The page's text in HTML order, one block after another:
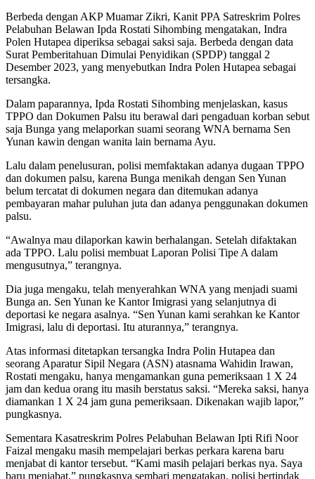
Berbeda dengan AKP Muamar Zikri, Kanit PPA Satreskrim Polres
Pelabuhan Belawan Ipda Rostati Sihombing mengatakan, Indra
Polen Hutapea diperiksa sebagai saksi saja. Berbeda dengan data
Surat Pemberitahuan Dimulai Penyidikan (SPDP) tanggal 2
Desember 2023, yang menyebutkan Indra Polen Hutapea sebagai
tersangka.
Dalam paparannya, Ipda Rostati Sihombing menjelaskan, kasus
TPPO dan Dokumen Palsu itu berawal dari pengaduan korban sebut
saja Bunga yang melaporkan suami seorang WNA bernama Sen
Yunan kawin dengan wanita lain bernama Ayu.
Lalu dalam penelusuran, polisi memfaktakan adanya dugaan TPPO
dan dokumen palsu, karena Bunga menikah dengan Sen Yunan
belum tercatat di dokumen negara dan ditemukan adanya
pembayaran mahar puluhan juta dan adanya penggunakan dokumen
palsu.
“Awalnya mau dilaporkan kawin berhalangan. Setelah difaktakan
ada TPPO. Lalu polisi membuat Laporan Polisi Tipe A dalam
mengusutnya,” terangnya.
Dia juga mengaku, telah menyerahkan WNA yang menjadi suami
Bunga an. Sen Yunan ke Kantor Imigrasi yang selanjutnya di
deportasi ke negara asalnya. “Sen Yunan kami serahkan ke Kantor
Imigrasi, lalu di deportasi. Itu aturannya,” terangnya.
Atas informasi ditetapkan tersangka Indra Polin Hutapea dan
seorang Aparatur Sipil Negara (ASN) atasnama Wahidin Irawan,
Rostati mengaku, hanya mengamankan guna pemeriksaan 1 X 24
jam dan kedua orang itu masih berstatus saksi. “Mereka saksi, hanya
diamankan 1 X 24 jam guna pemeriksaan. Dikenakan wajib lapor,”
pungkasnya.
Sementara Kasatreskrim Polres Pelabuhan Belawan Ipti Rifi Noor
Faizal mengaku masih mempelajari berkas perkara karena baru
menjabat di kantor tersebut. “Kami masih pelajari berkas nya. Saya
baru menjabat,” pungkasnya sembari mengatakan, polisi bertindak